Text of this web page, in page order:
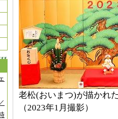
老松(おいまつ)が描かれ
（2023年1月撮影）